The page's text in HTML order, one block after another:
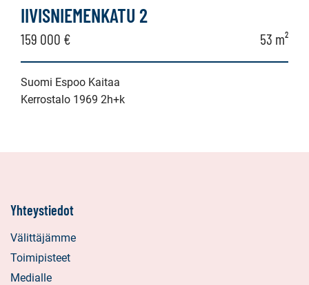
IIVISNIEMENKATU 2
159 000 € 53 m²
Suomi Espoo Kaitaa
Kerrostalo 1969 2h+k
Yhteystiedot
Välittäjämme
Toimipisteet
Medialle